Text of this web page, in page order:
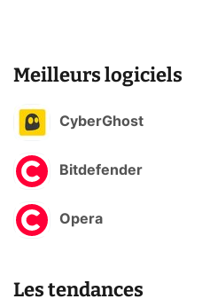
Meilleurs logiciels
CyberGhost
Bitdefender
Opera
Les tendances